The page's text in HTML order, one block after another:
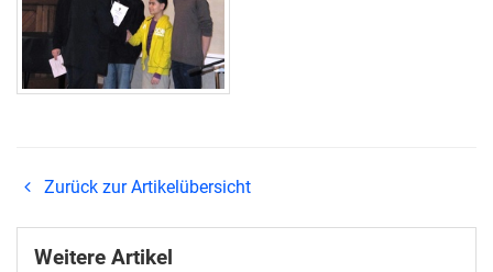
Zurück zur Artikelübersicht
Weitere Artikel